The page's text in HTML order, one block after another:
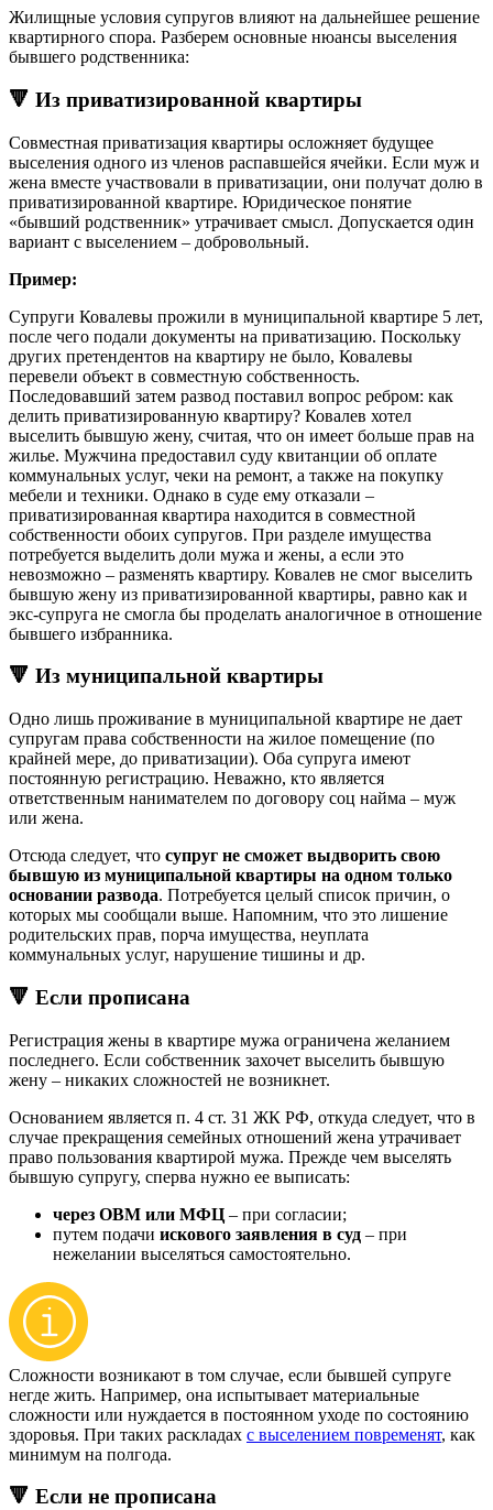
Жилищные условия супругов влияют на дальнейшее решение
квартирного спора. Разберем основные нюансы выселения
бывшего родственника:
🔻 Из приватизированной квартиры
Совместная приватизация квартиры осложняет будущее
выселения одного из членов распавшейся ячейки. Если муж и
жена вместе участвовали в приватизации, они получат долю в
приватизированной квартире. Юридическое понятие
«бывший родственник» утрачивает смысл. Допускается один
вариант с выселением – добровольный.
Пример:
Супруги Ковалевы прожили в муниципальной квартире 5 лет,
после чего подали документы на приватизацию. Поскольку
других претендентов на квартиру не было, Ковалевы
перевели объект в совместную собственность.
Последовавший затем развод поставил вопрос ребром: как
делить приватизированную квартиру? Ковалев хотел
выселить бывшую жену, считая, что он имеет больше прав на
жилье. Мужчина предоставил суду квитанции об оплате
коммунальных услуг, чеки на ремонт, а также на покупку
мебели и техники. Однако в суде ему отказали –
приватизированная квартира находится в совместной
собственности обоих супругов. При разделе имущества
потребуется выделить доли мужа и жены, а если это
невозможно – разменять квартиру. Ковалев не смог выселить
бывшую жену из приватизированной квартиры, равно как и
экс-супруга не смогла бы проделать аналогичное в отношение
бывшего избранника.
🔻 Из муниципальной квартиры
Одно лишь проживание в муниципальной квартире не дает
супругам права собственности на жилое помещение (по
крайней мере, до приватизации). Оба супруга имеют
постоянную регистрацию. Неважно, кто является
ответственным нанимателем по договору соц найма – муж
или жена.
Отсюда следует, что супруг не сможет выдворить свою
бывшую из муниципальной квартиры на одном только
основании развода. Потребуется целый список причин, о
которых мы сообщали выше. Напомним, что это лишение
родительских прав, порча имущества, неуплата
коммунальных услуг, нарушение тишины и др.
🔻 Если прописана
Регистрация жены в квартире мужа ограничена желанием
последнего. Если собственник захочет выселить бывшую
жену – никаких сложностей не возникнет.
Основанием является п. 4 ст. 31 ЖК РФ, откуда следует, что в
случае прекращения семейных отношений жена утрачивает
право пользования квартирой мужа. Прежде чем выселять
бывшую супругу, сперва нужно ее выписать:
через ОВМ или МФЦ – при согласии;
путем подачи искового заявления в суд – при
нежелании выселяться самостоятельно.
Сложности возникают в том случае, если бывшей супруге
негде жить. Например, она испытывает материальные
сложности или нуждается в постоянном уходе по состоянию
здоровья. При таких раскладах с выселением повременят, как
минимум на полгода.
🔻 Если не прописана